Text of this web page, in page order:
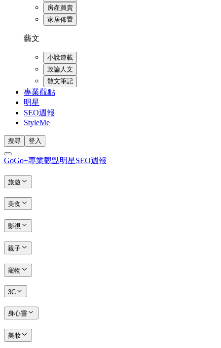
房產買賣
家居佈置
藝文
小說連載
政論人文
散文筆記
專業觀點
明星
SEO週報
StyleMe
搜尋 登入
GoGo+專業觀點明星SEO週報
旅遊
美食
影視
親子
寵物
3C
身心靈
美妝